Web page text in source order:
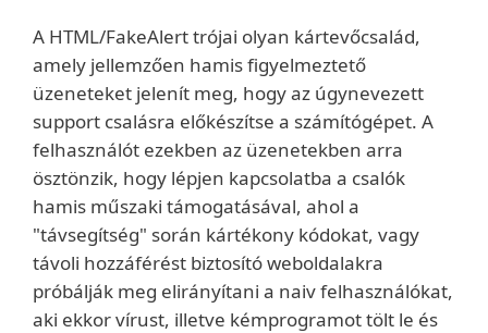
A HTML/FakeAlert trójai olyan kártevőcsalád,
amely jellemzően hamis figyelmeztető
üzeneteket jelenít meg, hogy az úgynevezett
support csalásra előkészítse a számítógépet. A
felhasználót ezekben az üzenetekben arra
ösztönzik, hogy lépjen kapcsolatba a csalók
hamis műszaki támogatásával, ahol a
"távsegítség" során kártékony kódokat, vagy
távoli hozzáférést biztosító weboldalakra
próbálják meg elirányítani a naiv felhasználókat,
aki ekkor vírust, illetve kémprogramot tölt le és